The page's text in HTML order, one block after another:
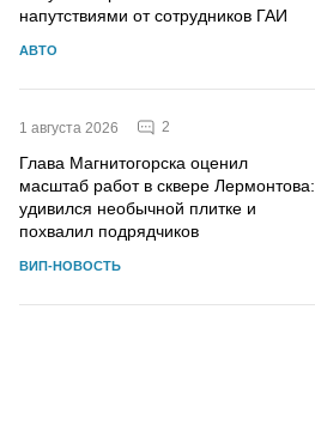
напутствиями от сотрудников ГАИ
АВТО
1 августа 2026 2
Глава Магнитогорска оценил
масштаб работ в сквере Лермонтова:
удивился необычной плитке и
похвалил подрядчиков
ВИП-НОВОСТЬ